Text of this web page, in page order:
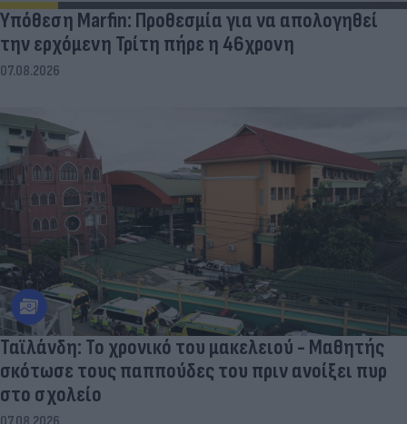
Υπόθεση Marfin: Προθεσμία για να απολογηθεί
την ερχόμενη Τρίτη πήρε η 46χρονη
07.08.2026
Ταϊλάνδη: Το χρονικό του μακελειού - Μαθητής
σκότωσε τους παππούδες του πριν ανοίξει πυρ
στο σχολείο